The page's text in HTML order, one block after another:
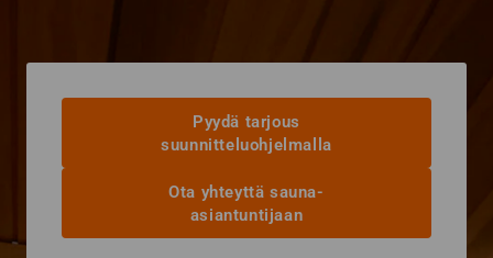
Pyydä tarjous
suunnitteluohjelmalla
Ota yhteyttä sauna-
asiantuntijaan